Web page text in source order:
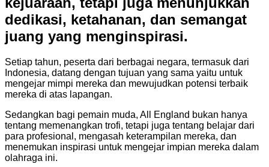
dedikasi, ketahanan, dan semangat
juang yang menginspirasi.
Setiap tahun, peserta dari berbagai negara, termasuk dari
Indonesia, datang dengan tujuan yang sama yaitu untuk
mengejar mimpi mereka dan mewujudkan potensi terbaik
mereka di atas lapangan.
Sedangkan bagi pemain muda, All England bukan hanya
tentang memenangkan trofi, tetapi juga tentang belajar dari
para profesional, mengasah keterampilan mereka, dan
menemukan inspirasi untuk mengejar impian mereka dalam
olahraga ini.